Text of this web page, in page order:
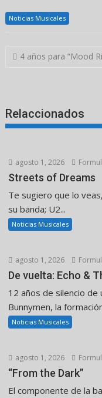
Noticias Musicales
Navegación
4 años para “Mood
Relaccionados
agosto 1, 2026
Streets of Dreams
Te sugiero que lo
su banda; U2...
Noticias Musicales
agosto 1, 2026
De vuelta: Echo &
12 años de silencio de
Bunnymen, la
Noticias Musicales
agosto 1, 2026
“From the Dark”
El componente de la